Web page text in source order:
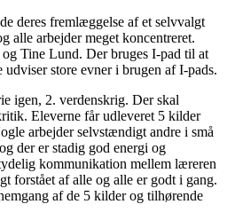
deres fremlæggelse af et selvvalgt
alle arbejder meget koncentreret.
Tine Lund. Der bruges I-pad til at
store evner i brugen af I-pads.
igen, 2. verdenskrig. Der skal
Eleverne får udleveret 5 kilder
arbejder selvstændigt andre i små
der er stadig god energi og
kommunikation mellem læreren
forstået af alle og alle er godt i gang.
af de 5 kilder og tilhørende